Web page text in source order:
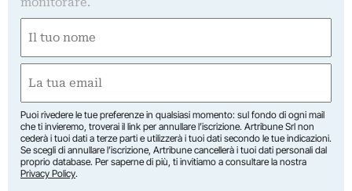
(Required)
First
(Required)
Puoi rivedere le tue preferenze in qualsiasi momento: sul fondo di ogni mail
che ti invieremo, troverai il link per annullare l’iscrizione. Artribune Srl non
cederà i tuoi dati a terze parti e utilizzerà i tuoi dati secondo le tue indicazioni.
Se scegli di annullare l’iscrizione, Artribune cancellerà i tuoi dati personali dal
proprio database. Per saperne di più, ti invitiamo a consultare la nostra
Privacy Policy.